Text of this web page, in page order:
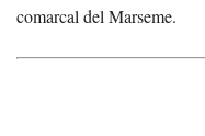
comarcal del Marseme.